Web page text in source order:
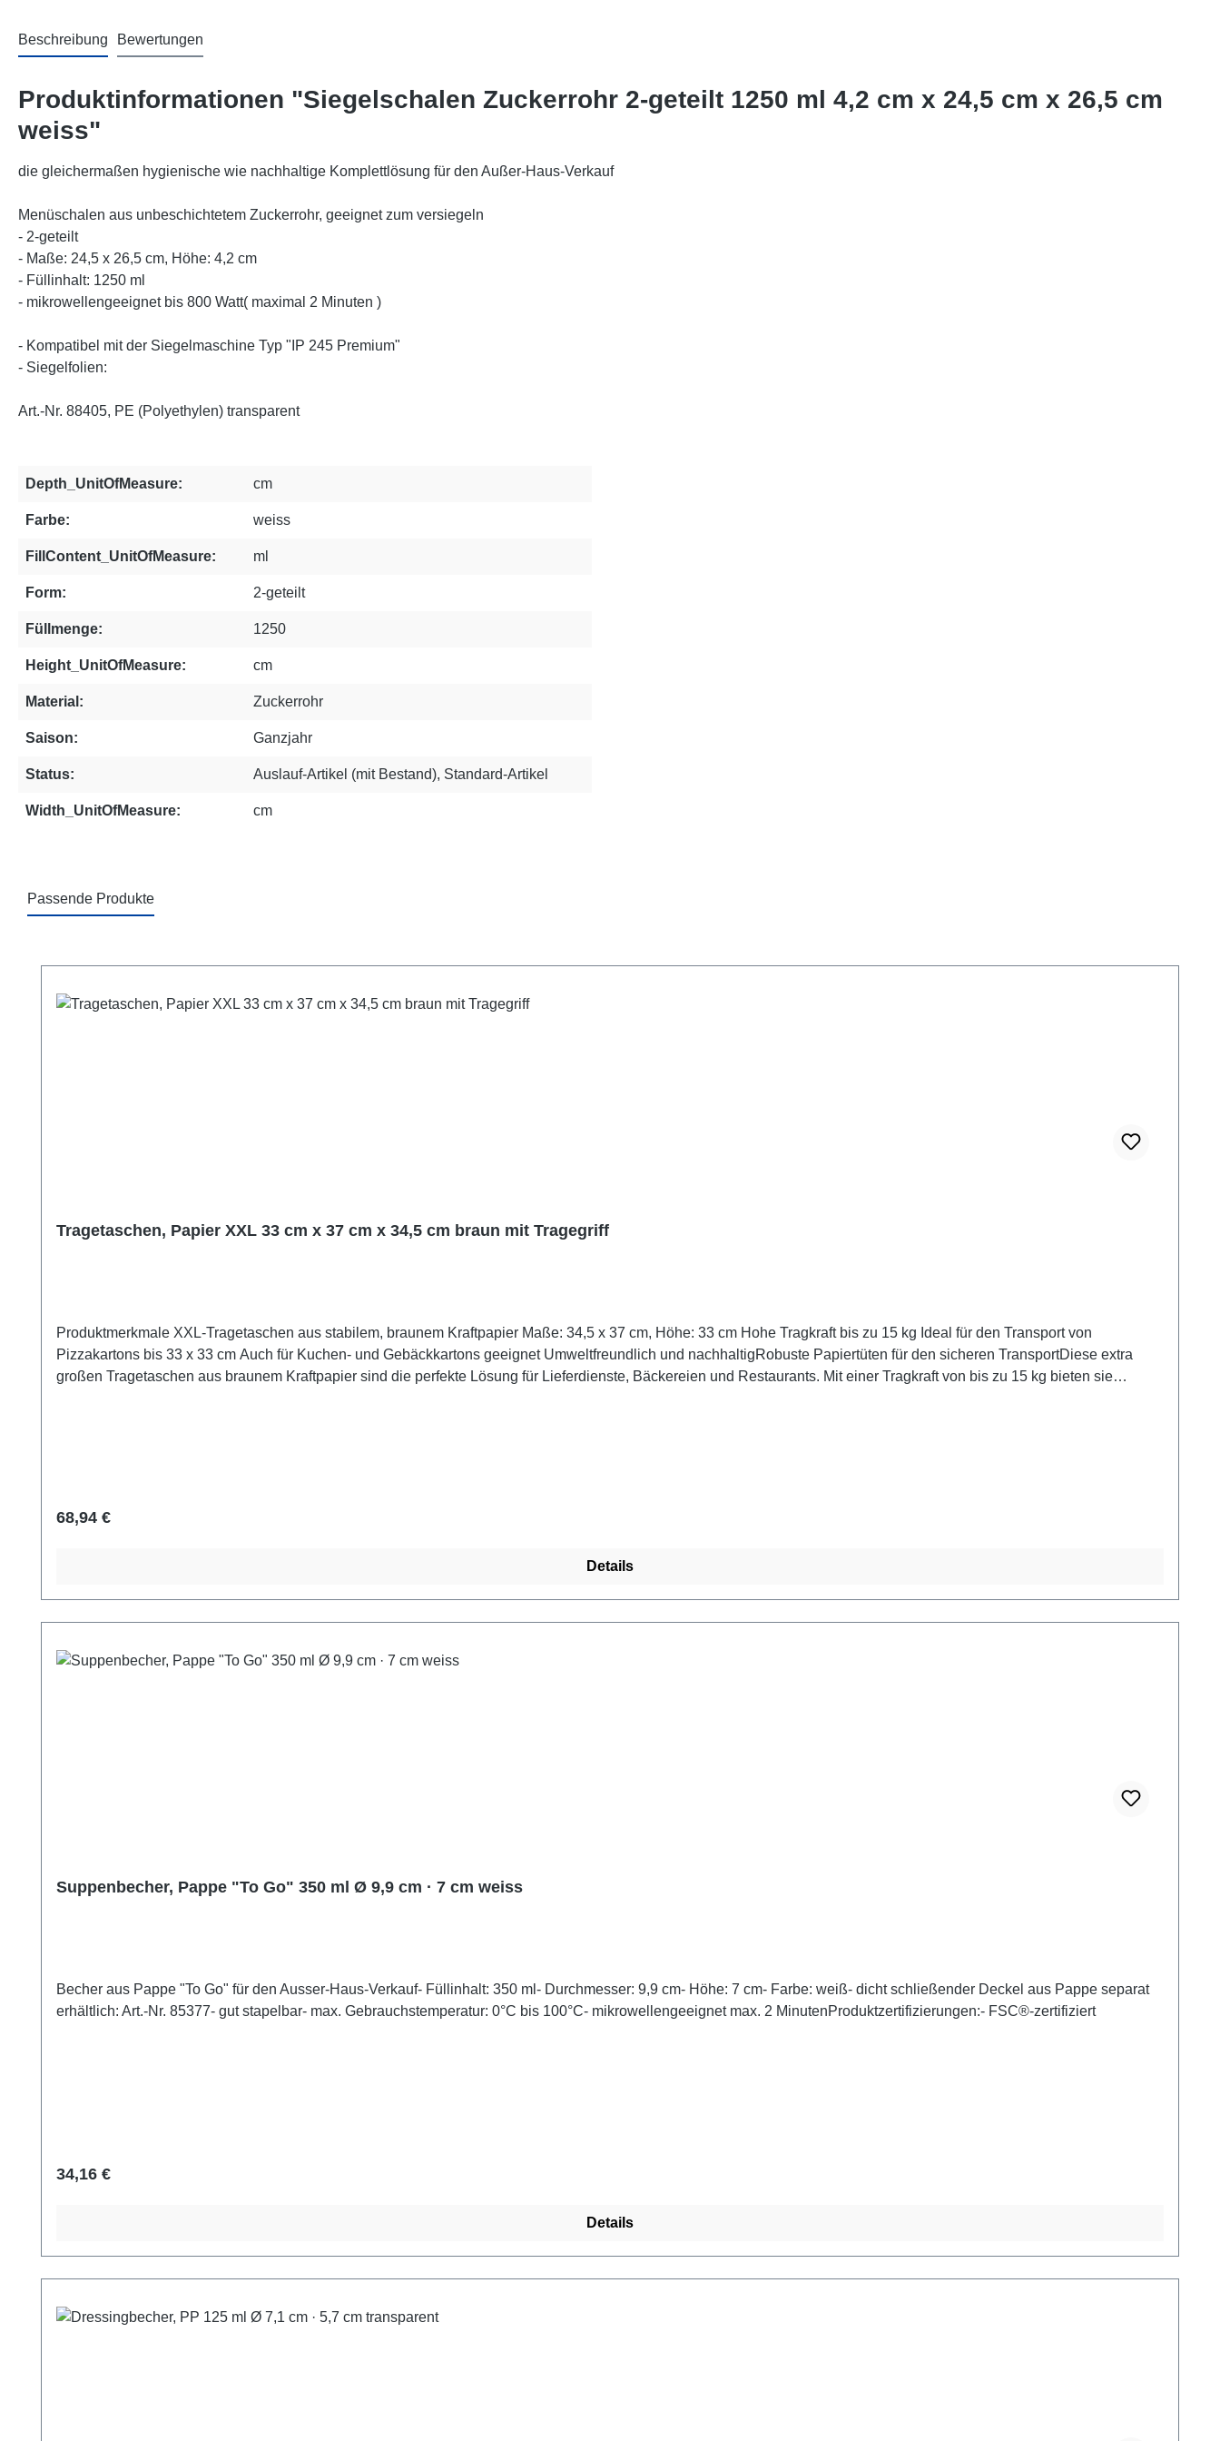
Beschreibung Bewertungen
Produktinformationen "Siegelschalen Zuckerrohr 2-geteilt 1250 ml 4,2 cm x 24,5 cm x 26,5 cm
weiss"
die gleichermaßen hygienische wie nachhaltige Komplettlösung für den Außer-Haus-Verkauf
Menüschalen aus unbeschichtetem Zuckerrohr, geeignet zum versiegeln
- 2-geteilt
- Maße: 24,5 x 26,5 cm, Höhe: 4,2 cm
- Füllinhalt: 1250 ml
- mikrowellengeeignet bis 800 Watt( maximal 2 Minuten )
- Kompatibel mit der Siegelmaschine Typ "IP 245 Premium"
- Siegelfolien:
Art.-Nr. 88405, PE (Polyethylen) transparent
Depth_UnitOfMeasure: cm
Farbe: weiss
FillContent_UnitOfMeasure: ml
Form: 2-geteilt
Füllmenge: 1250
Height_UnitOfMeasure: cm
Material: Zuckerrohr
Saison: Ganzjahr
Status: Auslauf-Artikel (mit Bestand), Standard-Artikel
Width_UnitOfMeasure: cm
Passende Produkte
Tragetaschen, Papier XXL 33 cm x 37 cm x 34,5 cm braun mit Tragegriff
Produktmerkmale XXL-Tragetaschen aus stabilem, braunem Kraftpapier Maße: 34,5 x 37 cm, Höhe: 33 cm Hohe Tragkraft bis zu 15 kg Ideal für den Transport von
Pizzakartons bis 33 x 33 cm Auch für Kuchen- und Gebäckkartons geeignet Umweltfreundlich und nachhaltigRobuste Papiertüten für den sicheren TransportDiese extra
großen Tragetaschen aus braunem Kraftpapier sind die perfekte Lösung für Lieferdienste, Bäckereien und Restaurants. Mit einer Tragkraft von bis zu 15 kg bieten sie
Regulärer Preis:
68,94 €
Details
Suppenbecher, Pappe "To Go" 350 ml Ø 9,9 cm · 7 cm weiss
Becher aus Pappe "To Go" für den Ausser-Haus-Verkauf- Füllinhalt: 350 ml- Durchmesser: 9,9 cm- Höhe: 7 cm- Farbe: weiß- dicht schließender Deckel aus Pappe separat
erhältlich: Art.-Nr. 85377- gut stapelbar- max. Gebrauchstemperatur: 0°C bis 100°C- mikrowellengeeignet max. 2 MinutenProduktzertifizierungen:- FSC®-zertifiziert
Regulärer Preis:
34,16 €
Details